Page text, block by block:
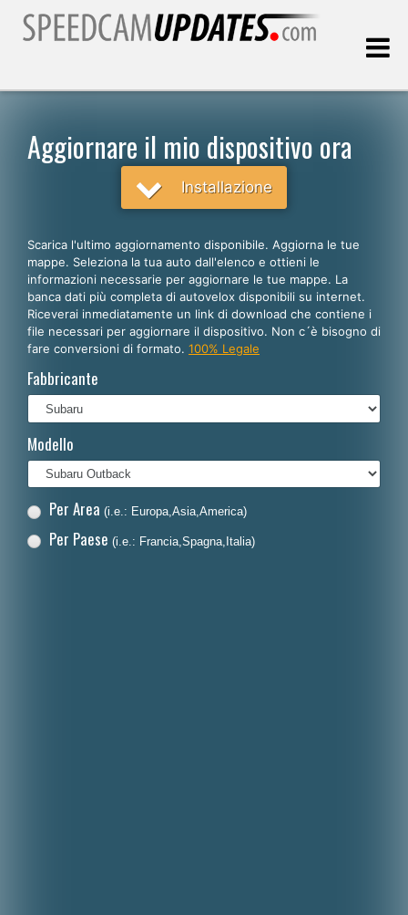
Italiano
English
Español
Deutsch
Polski
Dansk
Aggiornare il mio dispositivo ora
Installazione
Scarica l'ultimo aggiornamento disponibile. Aggiorna le tue
mappe. Seleziona la tua auto dall'elenco e ottieni le
informazioni necessarie per aggiornare le tue mappe. La
banca dati più completa di autovelox disponibili su internet.
Riceverai inmediatamente un link di download che contiene i
file necessari per aggiornare il dispositivo. Non c´è bisogno di
fare conversioni di formato. 100% Legale
Fabbricante
Modello
Per Area (i.e.: Europa,Asia,America)
Per Paese (i.e.: Francia,Spagna,Italia)